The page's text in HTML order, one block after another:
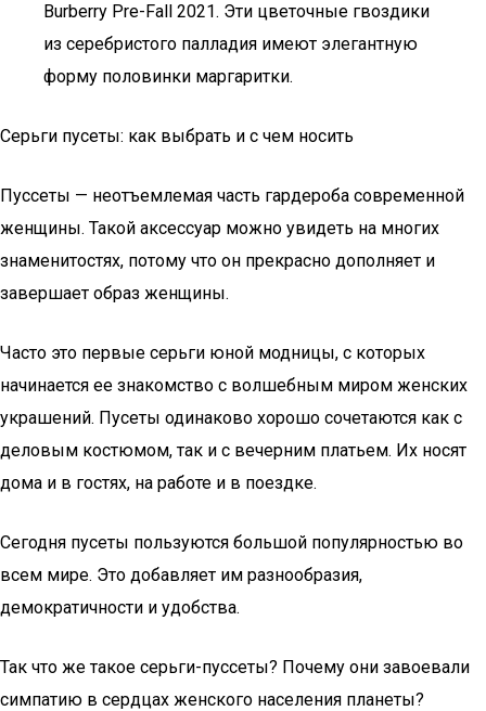
Burberry Pre-Fall 2021. Эти цветочные гвоздики
из серебристого палладия имеют элегантную
форму половинки маргаритки.
Серьги пусеты: как выбрать и с чем носить
Пуссеты — неотъемлемая часть гардероба современной
женщины. Такой аксессуар можно увидеть на многих
знаменитостях, потому что он прекрасно дополняет и
завершает образ женщины.
Часто это первые серьги юной модницы, с которых
начинается ее знакомство с волшебным миром женских
украшений. Пусеты одинаково хорошо сочетаются как с
деловым костюмом, так и с вечерним платьем. Их носят
дома и в гостях, на работе и в поездке.
Сегодня пусеты пользуются большой популярностью во
всем мире. Это добавляет им разнообразия,
демократичности и удобства.
Так что же такое серьги-пуссеты? Почему они завоевали
симпатию в сердцах женского населения планеты?